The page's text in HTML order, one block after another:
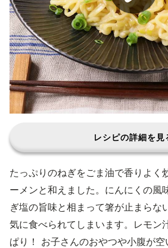
レシピの詳細を見
たっぷりのねぎをごま油で香りよく
ーメンと和えました。にんにくの風
ぎ塩の旨味と相まって箸が止まらな
気に食べられてしまいます。レモン
ぱり！ お子さんのおやつや小腹が